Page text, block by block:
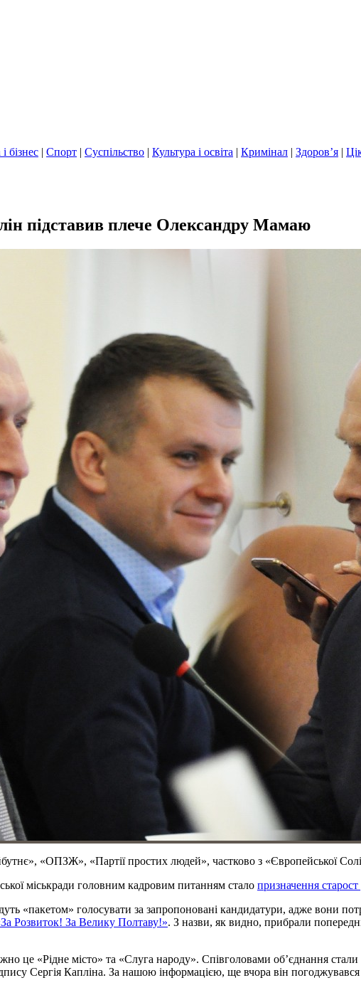
бізнес | Спорт | Суспільство | Культура і освіта | Кримінал | Здоров’я |
підставив плече Олександру Мамаю
«ОПЗЖ», «Партії простих людей», частково з «Європейської
міськради головним кадровим питанням стало призначення
«пакетом» голосувати за запропоновані кандидатури, адже вони
Розвиток! За Велику Полтаву!». З назви, як видно, прибрали
це «Рідне місто» та «Слуга народу». Співголовами об’єднання
Сергія Капліна. За нашою інформацією, ще вчора він